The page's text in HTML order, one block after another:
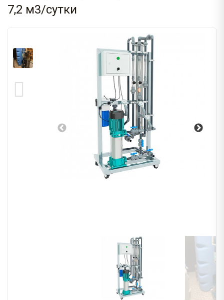
7,2 м3/сутки